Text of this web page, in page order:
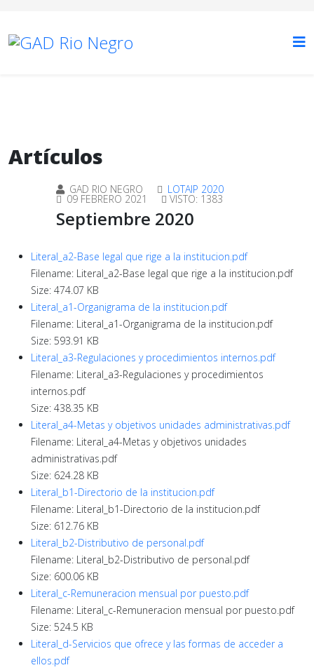
Artículos
GAD RIO NEGRO LOTAIP 2020
09 FEBRERO 2021 VISTO: 1383
Septiembre 2020
Literal_a2-Base legal que rige a la institucion.pdf
Filename: Literal_a2-Base legal que rige a la institucion.pdf
Size: 474.07 KB
Literal_a1-Organigrama de la institucion.pdf
Filename: Literal_a1-Organigrama de la institucion.pdf
Size: 593.91 KB
Literal_a3-Regulaciones y procedimientos internos.pdf
Filename: Literal_a3-Regulaciones y procedimientos
internos.pdf
Size: 438.35 KB
Literal_a4-Metas y objetivos unidades administrativas.pdf
Filename: Literal_a4-Metas y objetivos unidades
administrativas.pdf
Size: 624.28 KB
Literal_b1-Directorio de la institucion.pdf
Filename: Literal_b1-Directorio de la institucion.pdf
Size: 612.76 KB
Literal_b2-Distributivo de personal.pdf
Filename: Literal_b2-Distributivo de personal.pdf
Size: 600.06 KB
Literal_c-Remuneracion mensual por puesto.pdf
Filename: Literal_c-Remuneracion mensual por puesto.pdf
Size: 524.5 KB
Literal_d-Servicios que ofrece y las formas de acceder a
ellos.pdf